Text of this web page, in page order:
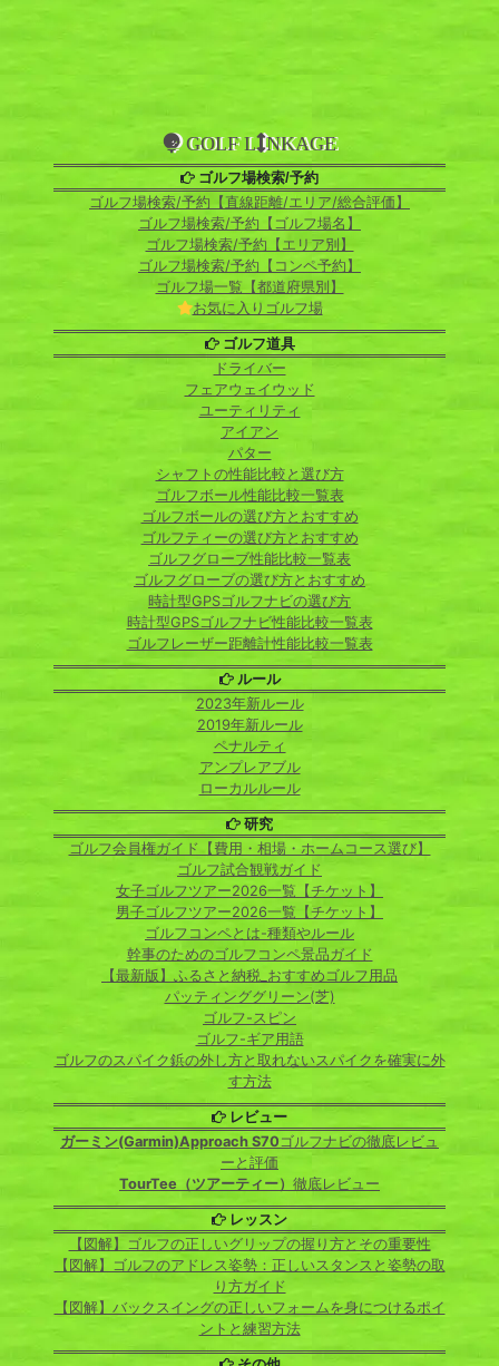
GOLF L NKAGE
ゴルフ場検索/予約
ゴルフ場検索/予約【直線距離/エリア/総合評価】
ゴルフ場検索/予約【ゴルフ場名】
ゴルフ場検索/予約【エリア別】
ゴルフ場検索/予約【コンペ予約】
ゴルフ場一覧【都道府県別】
お気に入りゴルフ場
ゴルフ道具
ドライバー
フェアウェイウッド
ユーティリティ
アイアン
パター
シャフトの性能比較と選び方
ゴルフボール性能比較一覧表
ゴルフボールの選び方とおすすめ
ゴルフティーの選び方とおすすめ
ゴルフグローブ性能比較一覧表
ゴルフグローブの選び方とおすすめ
時計型GPSゴルフナビの選び方
時計型GPSゴルフナビ性能比較一覧表
ゴルフレーザー距離計性能比較一覧表
ルール
2023年新ルール
2019年新ルール
ペナルティ
アンプレアブル
ローカルルール
研究
ゴルフ会員権ガイド【費用・相場・ホームコース選び】
ゴルフ試合観戦ガイド
女子ゴルフツアー2026一覧【チケット】
男子ゴルフツアー2026一覧【チケット】
ゴルフコンペとは-種類やルール
幹事のためのゴルフコンペ景品ガイド
【最新版】ふるさと納税_おすすめゴルフ用品
パッティンググリーン(芝)
ゴルフ-スピン
ゴルフ-ギア用語
ゴルフのスパイク鋲の外し方と取れないスパイクを確実に外
す方法
レビュー
ガーミン(Garmin)Approach S70ゴルフナビの徹底レビュ
ーと評価
TourTee（ツアーティー） 徹底レビュー
レッスン
【図解】ゴルフの正しいグリップの握り方とその重要性
【図解】ゴルフのアドレス姿勢：正しいスタンスと姿勢の取
り方ガイド
【図解】バックスイングの正しいフォームを身につけるポイ
ントと練習方法